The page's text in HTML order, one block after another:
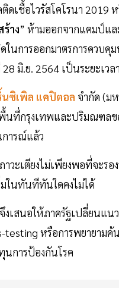
เชื้อไวรัสโคโรนา 2019
าง” ห้ามออกจากแคมป์แล
นการออกมาตรการควบคุม
มิ.ย. 2564 เป็นระยะเว
ซิเพิล แคปิตอล จำกัด (ม
พื้นที่กรุงเทพและปริมณฑล
การณ์แล้ว
วะเตียงไม่เพียงพอที่จะรอ
มในทันทีทันใดคงไม่ได้
เสนอให้ภาครัฐเปลี่ยนแน
หรือการพยายาม
นการป้องกันโรค